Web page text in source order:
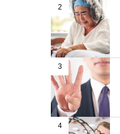
2
3
4